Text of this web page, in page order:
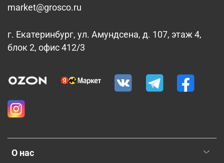
О нас
market@grosco.ru
г. Екатеринбург, ул. Амундсена, д. 107, этаж 4,
блок 2, офис 412/3